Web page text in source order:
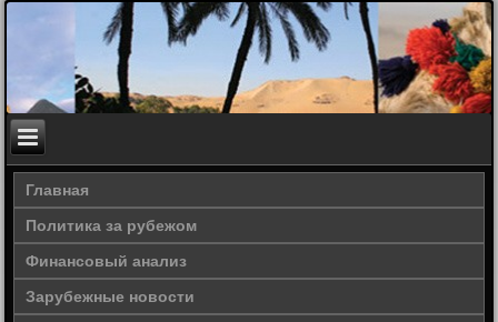
Главная
Политика за рубежом
Финансовый анализ
Зарубежные новости